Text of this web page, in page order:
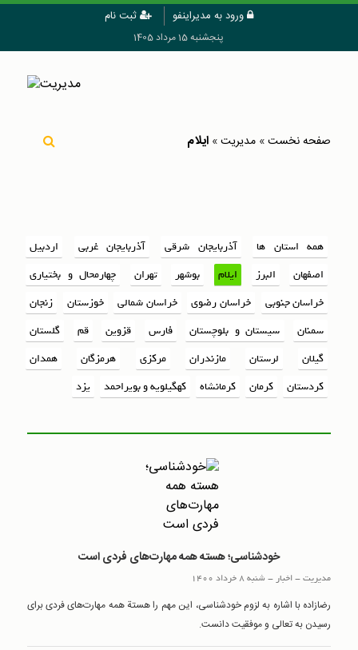
ورود به مدیراینفو ثبت نام
پنجشنبه 15 مرداد 1405
صفحه نخست» مدیریت» ایلام
همه استان ها آذربایجان شرقی آذربایجان غربی
اردبیل
اصفهان
البرز ایلام بوشهر تهران
چهارمحال و بختیاری
خراسان جنوبی
خراسان رضوی خراسان شمالی خوزستان
زنجان
سمنان
سیستان و بلوچستان فارس قزوین قم
گلستان
گیلان
لرستان مازندران مرکزی هرمزگان
همدان
کردستان
کرمان کرمانشاه کهگیلویه و بویراحمد یزد
خودشناسی؛ هسته همه مهارت‌های فردی است
مدیریت-اخبار - شنبه 8 خرداد 1400
رضازاده با اشاره به لزوم خودشناسی، این مهم را هستة همه مهارت‌های فردی برای
رسیدن به تعالی و موفقیت دانست.